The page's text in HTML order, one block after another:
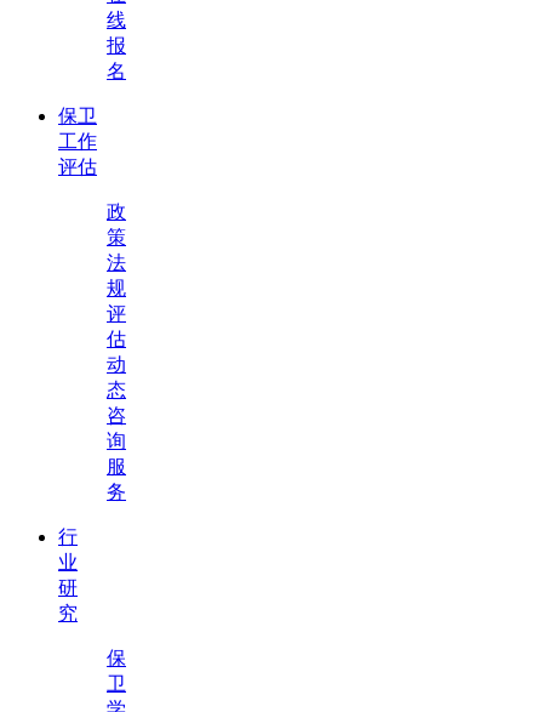
线
报
名
保卫
工作
评估
政
策
法
规
评
估
动
态
咨
询
服
务
行
业
研
究
保
卫